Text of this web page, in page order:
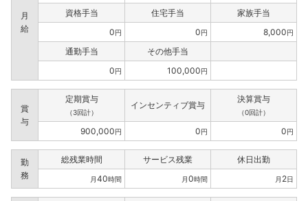
月
給
資格手当 住宅手当
家族手当
0円 0円 8,000円
通勤手当
その他手当
0円 100,000円
賞
与
定期賞与
（3回計）
インセンティブ賞与
決算賞与
（0回計）
900,000円 0円 0円
勤
務
総残業時間 サービス残業 休日出勤
月40時間 月0時間 月 2日